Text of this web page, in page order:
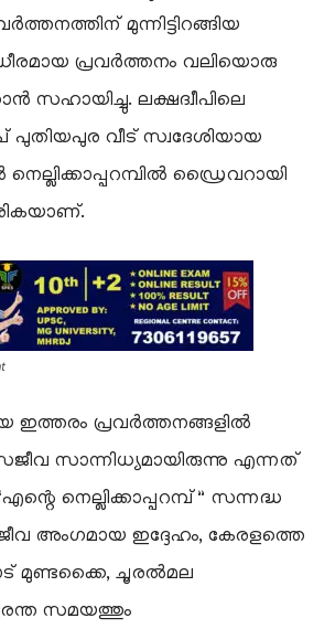
മുന്നിട്ടിറങ്ങിയ
ധീരമായ പ്രവർത്തനം വലിയൊരു
സഹായിച്ചു. ലക്ഷദ്വീപിലെ
പുതിയപുര വീട് സ്വദേശിയായ
ഡ്രൈവറായി
ഇത്തരം പ്രവർത്തനങ്ങളിൽ
സാന്നിധ്യമായിരുന്നു എന്നത്
നെല്ലിക്കാപ്പറമ്പ്” സന്നദ്ധ
അംഗമായ ഇദ്ദേഹം, കേരളത്തെ
മുണ്ടക്കൈ, ചൂരൽമല
സമയത്തും